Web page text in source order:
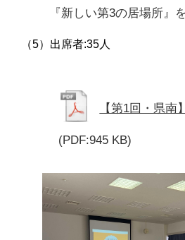
『新しい第3の居場所』
（5）出席者:35人
【第1回・県南
(PDF:945 KB)